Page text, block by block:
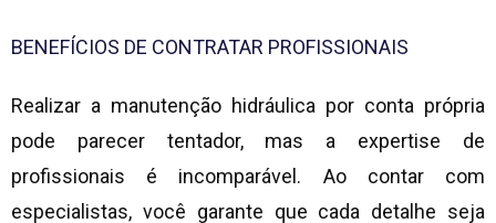
BENEFÍCIOS DE CONTRATAR PROFISSIONAIS
Realizar a manutenção hidráulica por conta própria
pode parecer tentador, mas a expertise de
profissionais é incomparável. Ao contar com
especialistas, você garante que cada detalhe seja